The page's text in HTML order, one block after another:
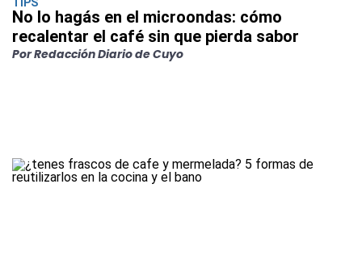
TIPS
No lo hagás en el microondas: cómo
recalentar el café sin que pierda sabor
Por Redacción Diario de Cuyo